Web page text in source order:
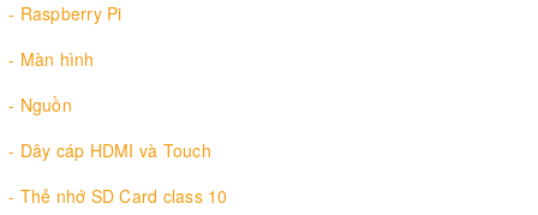
- Raspberry Pi
- Màn hình
- Nguồn
- Dây cáp HDMI và Touch
- Thẻ nhớ SD Card class 10